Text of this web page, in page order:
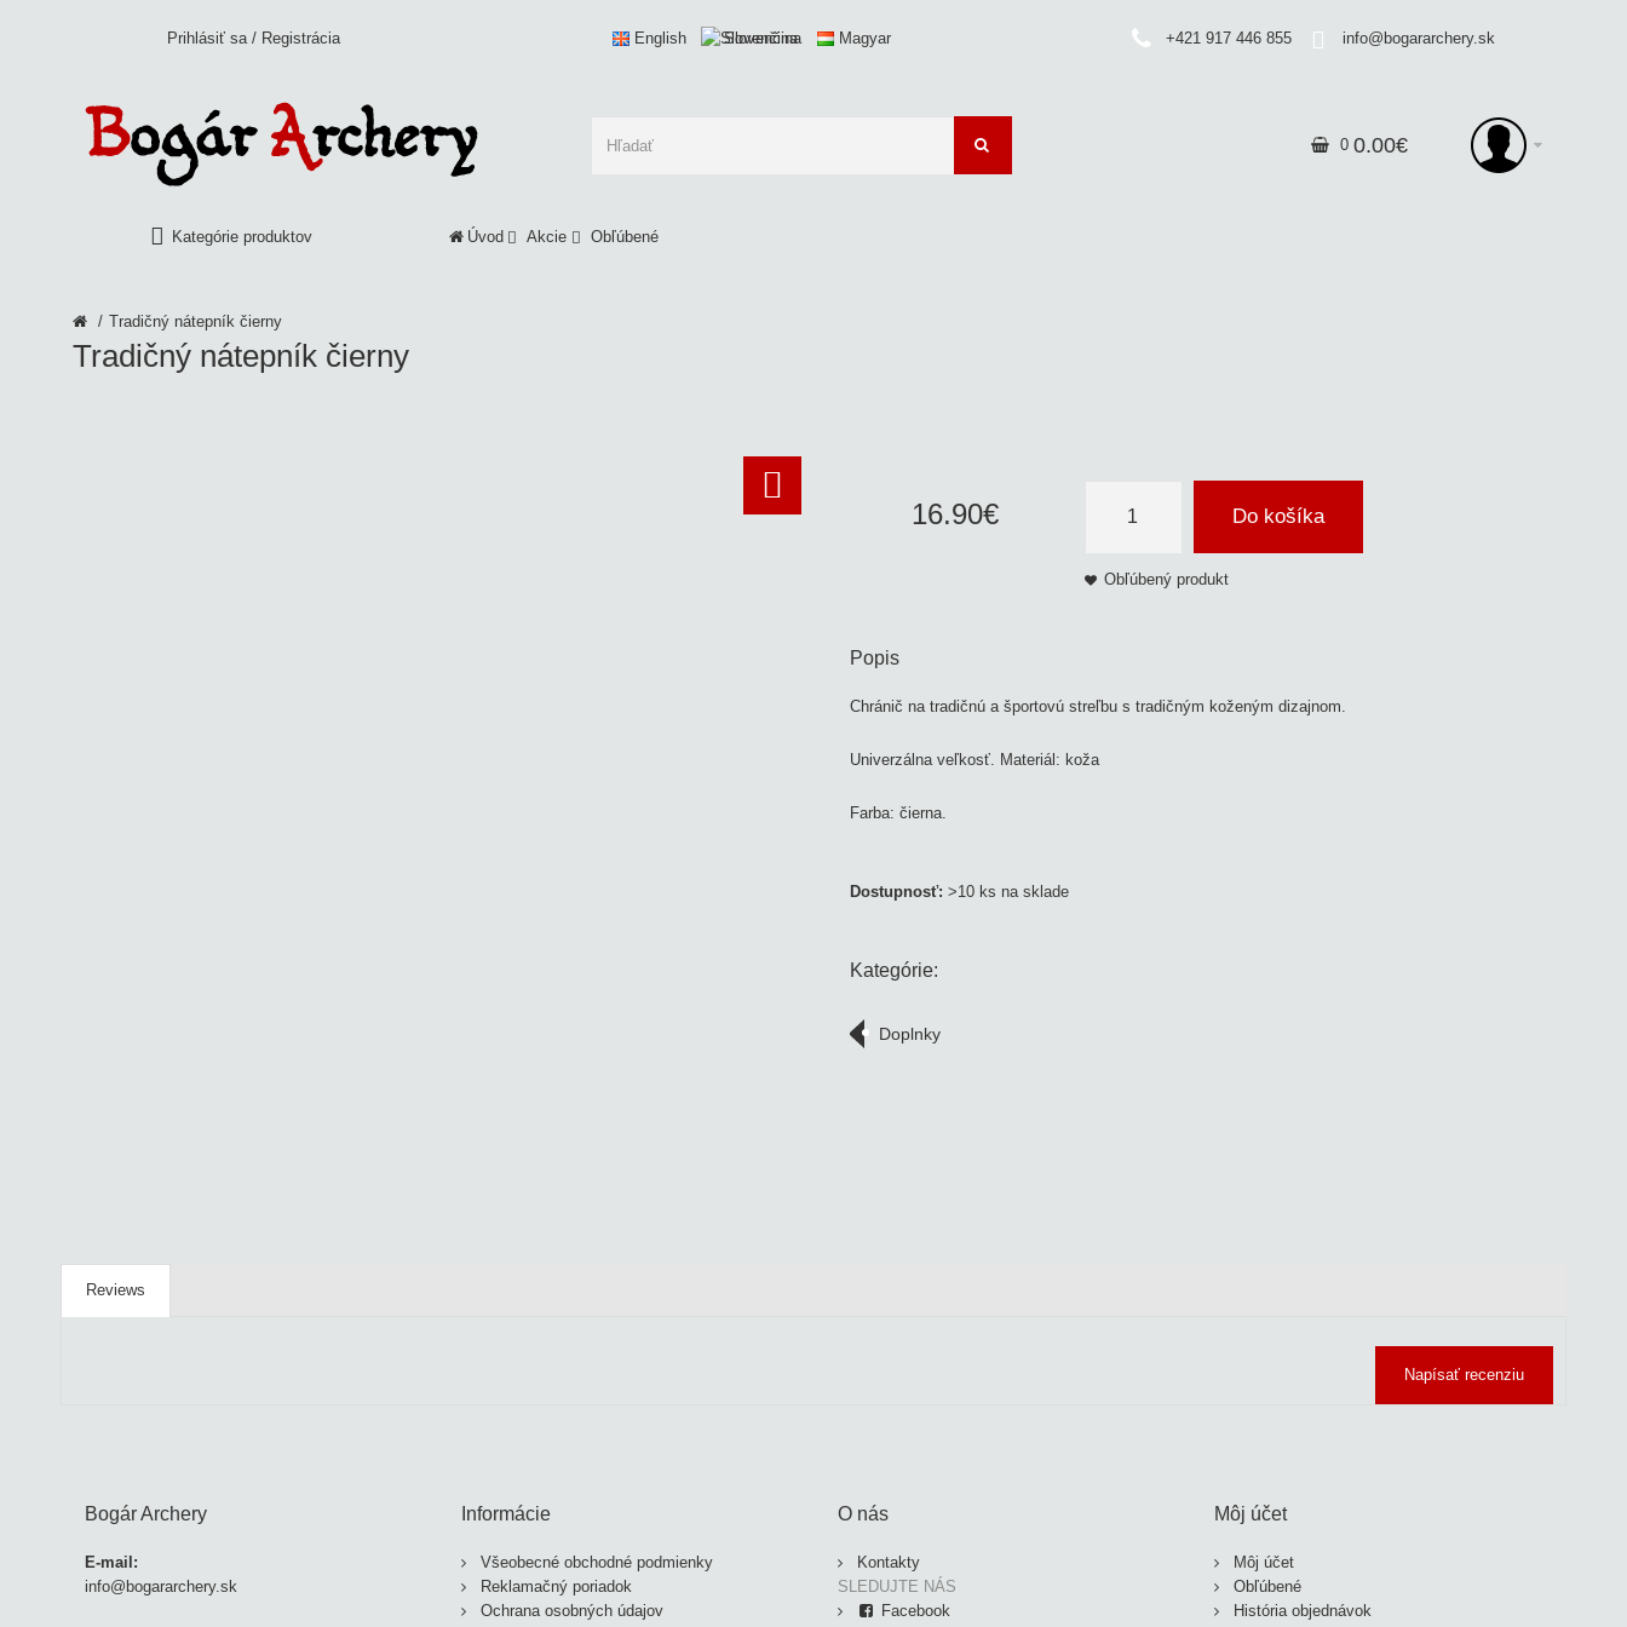
Prihlásiť sa/ Registrácia English Slovenčina Magyar +421 917 446 855 info@bogararchery.sk
0 0.00€
Kategórie produktov Úvod Akcie Obľúbené
Tradičný nátepník čierny
Tradičný nátepník čierny
16.90€ Do košíka
Obľúbený produkt
Popis
Chránič na tradičnú a športovú streľbu s tradičným koženým dizajnom.
Univerzálna veľkosť. Materiál: koža
Farba: čierna.
Dostupnosť: >10 ks na sklade
Kategórie:
Doplnky
Reviews
Napísať recenziu
Bogár Archery
E-mail:
info@bogararchery.sk
Informácie
Všeobecné obchodné podmienky
Reklamačný poriadok
Ochrana osobných údajov
O nás
Kontakty
SLEDUJTE NÁS
Facebook
Môj účet
Môj účet
Obľúbené
História objednávok